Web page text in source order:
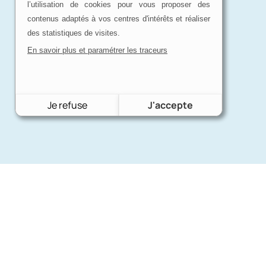
l’utilisation de cookies pour vous proposer des
contenus adaptés à vos centres d'intérêts et réaliser
des statistiques de visites.
En savoir plus et paramétrer les traceurs
Je refuse J'accepte